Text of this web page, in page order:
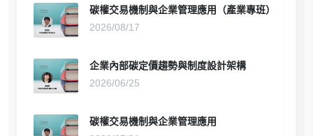
碳權交易機制與企業管理應用（產業專班）
2026/08/17
企業內部碳定價趨勢與制度設計架構
2026/06/25
碳權交易機制與企業管理應用